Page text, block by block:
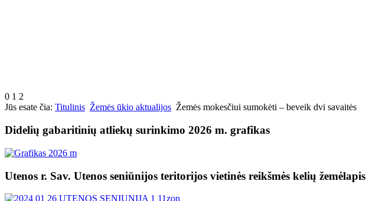
0 1 2
Jūs esate čia: Titulinis Žemės ūkio aktualijos Žemės mokesčiui sumokėti – beveik dvi savaitės
Didelių gabaritinių atliekų surinkimo 2026 m. grafikas
Utenos r. Sav. Utenos seniūnijos teritorijos vietinės reikšmės kelių žemėlapis